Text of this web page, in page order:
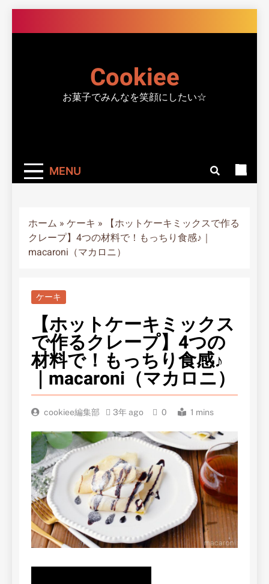
to
Cookiee
お菓子でみんなを笑顔にしたい☆
MENU
ホーム » ケーキ »
【ホットケーキミックスで作る
クレープ】4つの材料で！もっちり食感♪｜
macaroni（マカロニ）
ケーキ
【ホットケーキミックス
で作るクレープ】4つの
材料で！もっちり食感♪
｜macaroni（マカロニ）
cookiee編集部 3年 ago 0 1 mins